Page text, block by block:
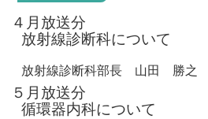
４月放送分
放射線診断科について
放射線診断科部長 山田 勝之
５月放送分
循環器内科について